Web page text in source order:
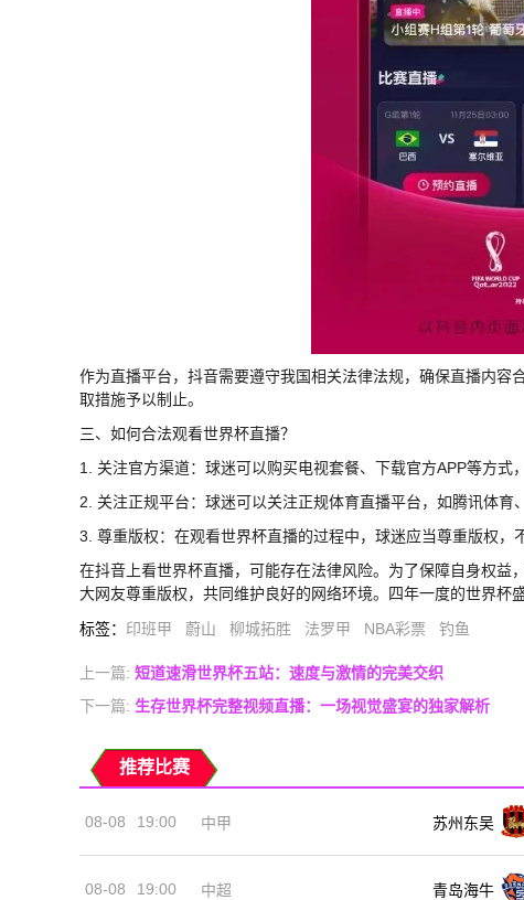
作为直播平台，抖音需要遵守我国相关法律法规，确保直播内
取措施予以制止。
三、如何合法观看世界杯直播？
1. 关注官方渠道：球迷可以购买电视套餐、下载官方APP等方式
2. 关注正规平台：球迷可以关注正规体育直播平台，如腾讯体育
3. 尊重版权：在观看世界杯直播的过程中，球迷应当尊重版权，
在抖音上看世界杯直播，可能存在法律风险。为了保障自身权
大网友尊重版权，共同维护良好的网络环境。四年一度的世界杯
标签： 印班甲 蔚山 柳城拓胜 法罗甲 NBA彩票 钓鱼
上一篇: 短道速滑世界杯五站：速度与激情的完美交织
下一篇: 生存世界杯完整视频直播：一场视觉盛宴的独家解析
推荐比赛
08-08 19:00 中甲 苏州东吴
08-08 19:00 中超 青岛海牛